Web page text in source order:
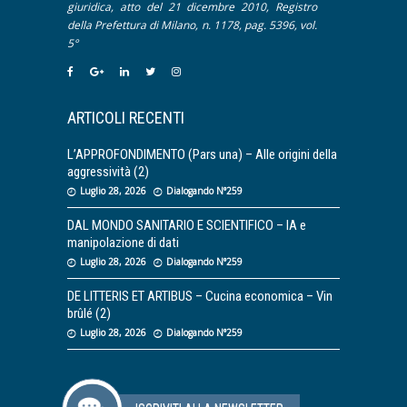
giuridica, atto del 21 dicembre 2010, Registro
della Prefettura di Milano, n. 1178, pag. 5396, vol.
5°
ARTICOLI RECENTI
L’APPROFONDIMENTO (Pars una) – Alle origini della
aggressività (2)
Luglio 28, 2026 Dialogando N°259
DAL MONDO SANITARIO E SCIENTIFICO – IA e
manipolazione di dati
Luglio 28, 2026 Dialogando N°259
DE LITTERIS ET ARTIBUS – Cucina economica – Vin
brûlé (2)
Luglio 28, 2026 Dialogando N°259